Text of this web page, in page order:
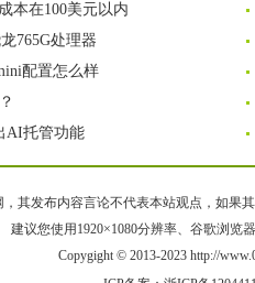
本在100美元以内
765G处理器
配置怎么样
AI托管功能
，其发布内容言论不代表本站观点，如果
建议您使用1920×1080分辨率、谷歌浏览
Copygight © 2013-2023 http://